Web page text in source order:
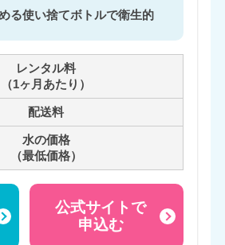
る使い捨てボトルで衛生的
レンタル料
（1ヶ月あたり）
配送料
水の価格
（最低価格）
公式サイトで
申込む